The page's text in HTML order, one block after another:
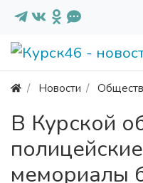
Новости
В Курской
мемориалы